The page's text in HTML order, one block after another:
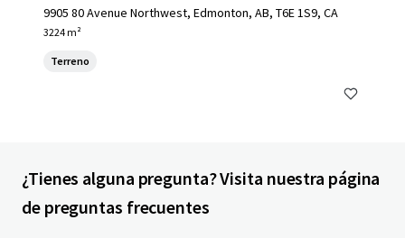
9905 80 Avenue Northwest, Edmonton, AB, T6E 1S9, CA
3224 m²
Terreno
¿Tienes alguna pregunta? Visita nuestra página
de preguntas frecuentes